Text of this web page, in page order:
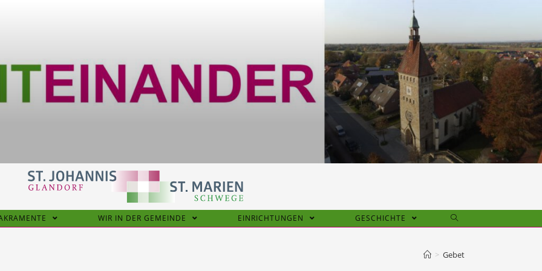
WIR IN DER GEMEINDE EINRICHTUNGEN GESCHICHTE
> Gebet